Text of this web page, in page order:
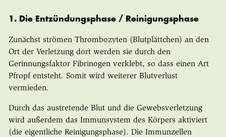
1. Die Entzündungsphase / Reinigungsphase
Zunächst strömen Thrombozyten (Blutplättchen) an den
Ort der Verletzung dort werden sie durch den
Gerinnungsfaktor Fibrinogen verklebt, so dass einen Art
Pfropf entsteht. Somit wird weiterer Blutverlust
vermieden.
Durch das austretende Blut und die Gewebsverletzung
wird außerdem das Immunsystem des Körpers aktiviert
(die eigentliche Reinigungsphase). Die Immunzellen